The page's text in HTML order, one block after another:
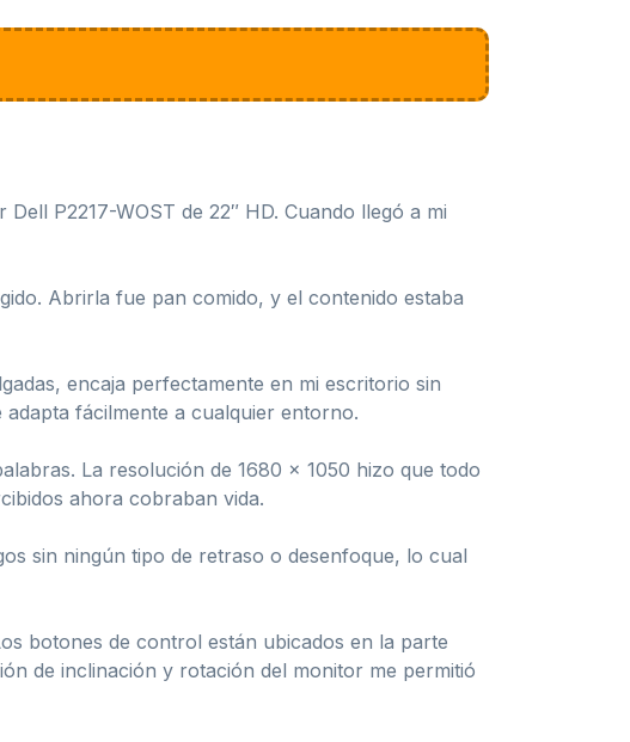
P2217-WOST de 22″ HD. Cuando llegó a mi
Abrirla fue pan comido, y el contenido estaba
encaja perfectamente en mi escritorio sin
adapta fácilmente a cualquier entorno.
La resolución de 1680 x 1050 hizo que todo
ahora cobraban vida.
sin ningún tipo de retraso o desenfoque, lo cual
botones de control están ubicados en la parte
de inclinación y rotación del monitor me permitió